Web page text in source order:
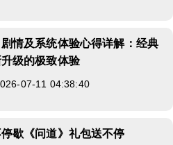
剧情及系统体验心得详解：经典
级的极致体验
07-11 04:38:40
歇《问道》礼包送不停